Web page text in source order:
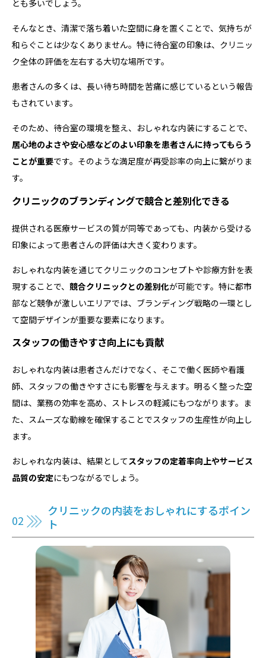
とも多いでしょう。
そんなとき、清潔で落ち着いた空間に身を置くことで、気持ちが
和らぐことは少なくありません。特に待合室の印象は、クリニッ
ク全体の評価を左右する大切な場所です。
患者さんの多くは、長い待ち時間を苦痛に感じているという報告
もされています。
そのため、待合室の環境を整え、おしゃれな内装にすることで、
居心地のよさや安心感などのよい印象を患者さんに持ってもらう
ことが重要です。そのような満足度が再受診率の向上に繋がりま
す。
クリニックのブランディングで競合と差別化できる
提供される医療サービスの質が同等であっても、内装から受ける
印象によって患者さんの評価は大きく変わります。
おしゃれな内装を通じてクリニックのコンセプトや診療方針を表
現することで、 競合クリニックとの差別化が可能です。特に都市
部など競争が激しいエリアでは、ブランディング戦略の一環とし
て空間デザインが重要な要素になります。
スタッフの働きやすさ向上にも貢献
おしゃれな内装は患者さんだけでなく、そこで働く医師や看護
師、スタッフの働きやすさにも影響を与えます。明るく整った空
間は、業務の効率を高め、ストレスの軽減にもつながります。ま
た、スムーズな動線を確保することでスタッフの生産性が向上し
ます。
おしゃれな内装は、結果としてスタッフの定着率向上やサービス
品質の安定にもつながるでしょう。
クリニックの内装をおしゃれにするポイン
ト